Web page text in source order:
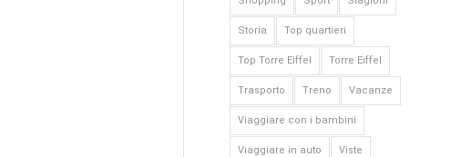
Storia Top quartieri
Top Torre Eiffel Torre Eiffel
Trasporto Treno Vacanze
Viaggiare con i bambini
Viaggiare in auto Viste